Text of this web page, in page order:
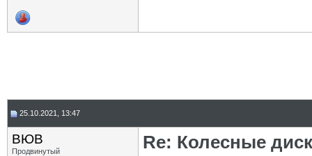
25.10.2021, 13:47
ВЮВ
Продвинутый Re: Колесные